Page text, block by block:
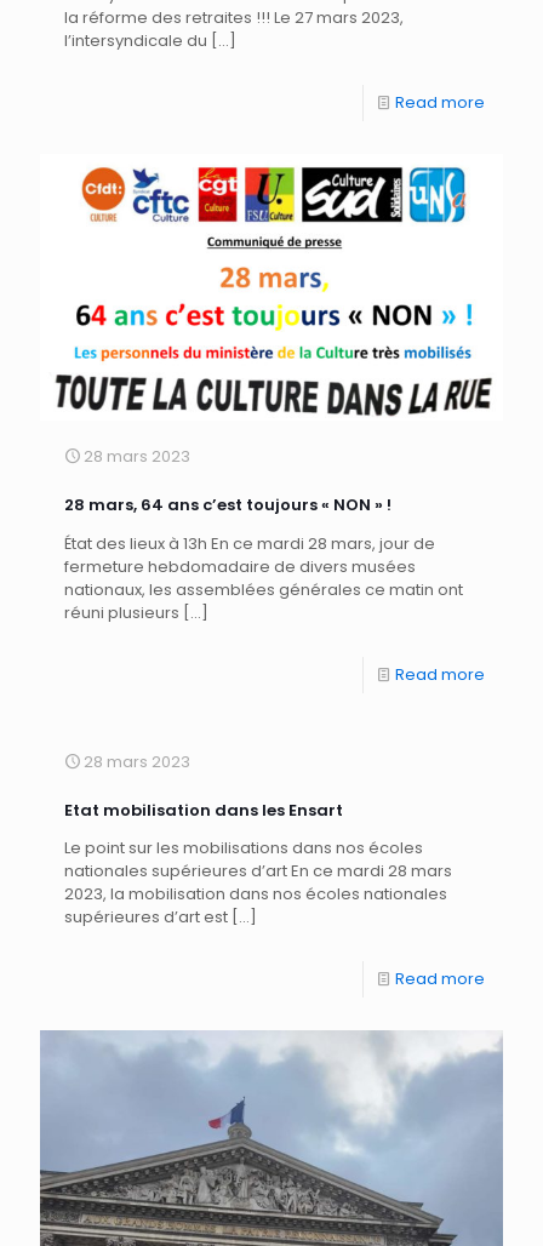
la réforme des retraites !!! Le 27 mars 2023,
l’intersyndicale du […]
Read more
28 mars 2023
28 mars, 64 ans c’est toujours « NON » !
État des lieux à 13h En ce mardi 28 mars, jour de
fermeture hebdomadaire de divers musées
nationaux, les assemblées générales ce matin ont
réuni plusieurs […]
Read more
28 mars 2023
Etat mobilisation dans les Ensart
Le point sur les mobilisations dans nos écoles
nationales supérieures d’art En ce mardi 28 mars
2023, la mobilisation dans nos écoles nationales
supérieures d’art est […]
Read more